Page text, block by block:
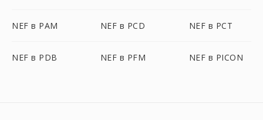
NEF в PAM NEF в PCD NEF в PCT
NEF в PDB NEF в PFM NEF в PICON